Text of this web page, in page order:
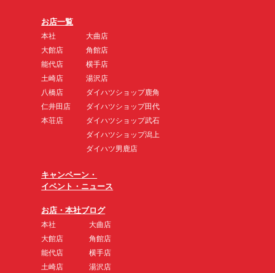
お店一覧
本社
大館店
能代店
土崎店
八橋店
仁井田店
本荘店
大曲店
角館店
横手店
湯沢店
ダイハツショップ鹿角
ダイハツショップ田代
ダイハツショップ武石
ダイハツショップ潟上
ダイハツ男鹿店
キャンペーン・
イベント・ニュース
お店・本社ブログ
本社
大館店
能代店
土崎店
大曲店
角館店
横手店
湯沢店